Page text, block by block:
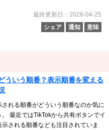
最終更新日：2026-04-25
シェア
通知 意味
ういう順番？表示順番を変える
れる順番がどういう順番なのか気に
最近ではTikTokから共有ボタンでイ
される順番なども注目されていま